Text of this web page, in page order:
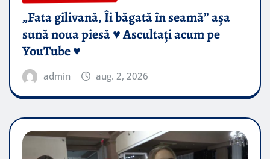
„Fata gilivană, Îi băgată în seamă” așa
sună noua piesă ♥️ Ascultați acum pe
YouTube ♥️
admin aug. 2, 2026